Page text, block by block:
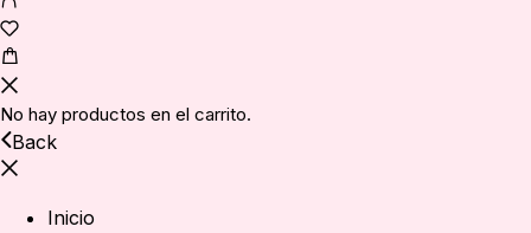
No hay productos en el carrito.
Back
Inicio